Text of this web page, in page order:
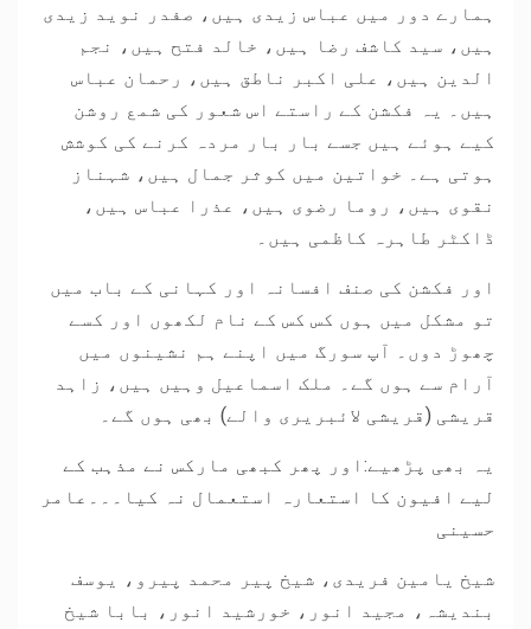
ہمارے دور میں عباس زیدی ہیں، صفدر نوید زیدی
ہیں، سید کاشف رضا ہیں، خالد فتح ہیں، نجم
الدین ہیں، علی اکبر ناطق ہیں، رحمان عباس
ہیں۔ یہ فکشن کے راستے اس شعور کی شمع روشن
کیے ہوئے ہیں جسے بار بار مردہ کرنے کی کوشش
ہوتی ہے۔ خواتین میں کوثر جمال ہیں، شہناز
نقوی ہیں، روما رضوی ہیں، عذرا عباس ہیں،
ڈاکٹر طاہرہ کاظمی ہیں۔
اور فکشن کی صنف افسانہ اور کہانی کے باب میں
تو مشکل میں ہوں کس کس کے نام لکھوں اور کسے
چھوڑ دوں۔ آپ سورگ میں اپنے ہم نشینوں میں
آرام سے ہوں گے۔ ملک اسماعیل وہیں ہیں، زاہد
قریشی (قریشی لائبریری والے) بھی ہوں گے۔
یہ بھی پڑھیے: اور پھر کبھی مارکس نے مذہب کے
لیے افیون کا استعارہ استعمال نہ کیا۔۔۔عامر
حسینی
شیخ یامین فریدی، شیخ پیر محمد پیرو، یوسف
بندیشہ، مجید انور، خورشید انور، بابا شیخ